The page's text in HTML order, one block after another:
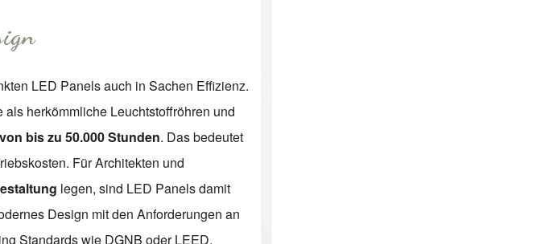
LED Panels auch in Sachen Effizienz.
herkömmliche Leuchtstoffröhren und
bis zu 50.000 Stunden. Das bedeutet
Für Architekten und
legen, sind LED Panels damit
Design mit den Anforderungen an
Standards wie DGNB oder LEED.